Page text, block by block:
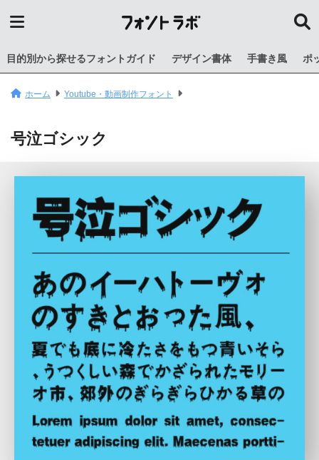
目的別から探せるフォントガイド デザイン書体 手書き風 ポ
ホーム Youtube・動画制作フォント
号泣ゴシック